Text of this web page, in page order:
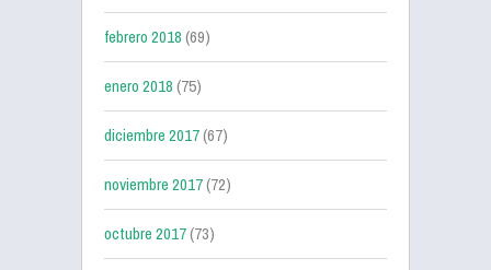
febrero 2018(69)
enero 2018(75)
diciembre 2017(67)
noviembre 2017(72)
octubre 2017(73)